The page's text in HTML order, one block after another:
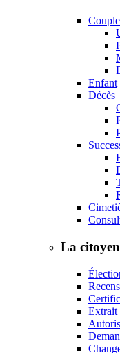
Couple
Enfant
Décès
La
Extrait